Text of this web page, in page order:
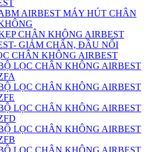
AIRBEST MÁY HÚT CHÂN
CHÂN KHÔNG AIRBEST
GIẢM CHẤN, ĐẦU NỐI
CHÂN KHÔNG AIRBEST
LỌC CHÂN KHÔNG AIRBEST
LỌC CHÂN KHÔNG AIRBEST
LỌC CHÂN KHÔNG AIRBEST
LỌC CHÂN KHÔNG AIRBEST
LỌC CHÂN KHÔNG AIRBEST